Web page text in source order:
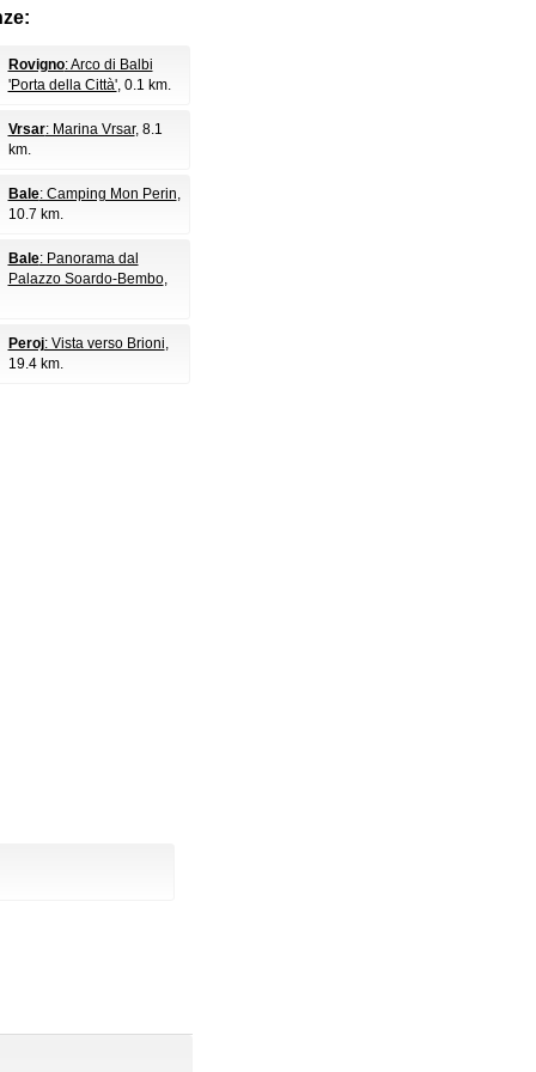
Rovigno: Arco di Balbi
'Porta della Città', 0.1 km.
Vrsar: Marina Vrsar, 8.1
km.
Bale: Camping Mon Perin,
10.7 km.
Bale: Panorama dal
Palazzo Soardo-Bembo,
Peroj: Vista verso Brioni,
19.4 km.